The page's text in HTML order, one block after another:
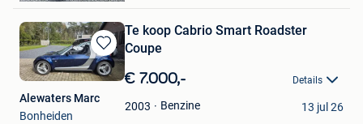
Bewaren
in
Favorieten
Te koop Cabrio Smart Roadster
Coupe
€ 7.000,- Details
2003 Benzine
Alewaters Marc
Bonheiden
13 jul 26